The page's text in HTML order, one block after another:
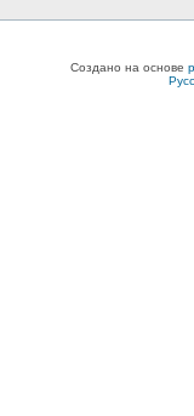
Создано на основе